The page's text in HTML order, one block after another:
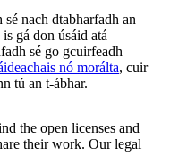
nach dtabharfadh an
gá don úsáid atá
sé go gcuirfeadh
nó morálta, cuir
tú an t-ábhar.
the open licenses and
their work. Our legal